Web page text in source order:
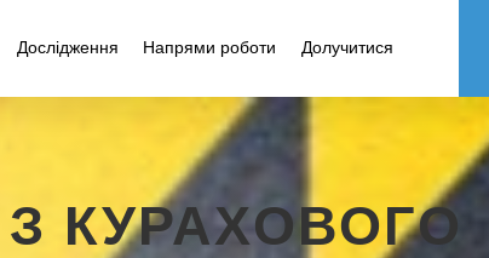
Дослідження Напрями роботи Долучитися
КУРАХОВОГО